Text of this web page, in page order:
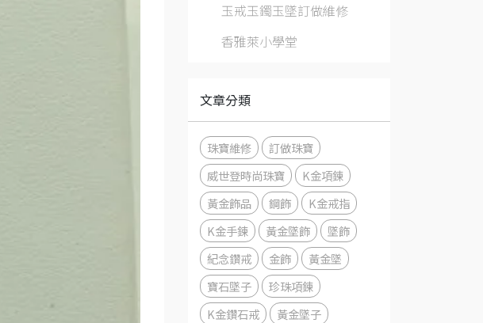
玉戒玉鐲玉墜訂做維修
香雅萊小學堂
文章分類
珠寶維修
訂做珠寶
威世登時尚珠寶
K金項鍊
黃金飾品
鋼飾
K金戒指
K金手鍊
黃金墜飾
墜飾
紀念鑽戒
金飾
黃金墜
寶石墜子
珍珠項鍊
K金鑽石戒
黃金墜子